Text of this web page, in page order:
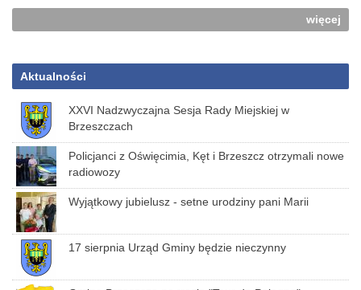
więcej
Aktualności
XXVI Nadzwyczajna Sesja Rady Miejskiej w
Brzeszczach
Policjanci z Oświęcimia, Kęt i Brzeszcz otrzymali nowe
radiowozy
Wyjątkowy jubielusz - setne urodziny pani Marii
17 sierpnia Urząd Gminy będzie nieczynny